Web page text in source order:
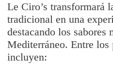
Le Ciro’s transformará
tradicional en una
destacando los sabores
Mediterráneo. Entre los
incluyen: